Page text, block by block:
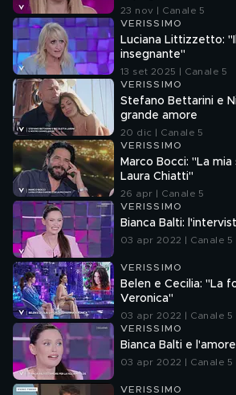
23 nov | Canale 5
VERISSIMO
Luciana Littizzetto:
insegnante"
13 set 2025 | Canale 5
VERISSIMO
Stefano Bettarini e
grande amore
20 dic | Canale 5
VERISSIMO
Marco Bocci: "La
Laura Chiatti"
26 apr | Canale 5
VERISSIMO
Bianca Balti:
03 apr 2022 | Canale 5
VERISSIMO
Belen e Cecilia: "La
Veronica"
03 apr 2022 | Canale 5
VERISSIMO
Bianca Balti e
03 apr 2022 | Canale 5
VERISSIMO